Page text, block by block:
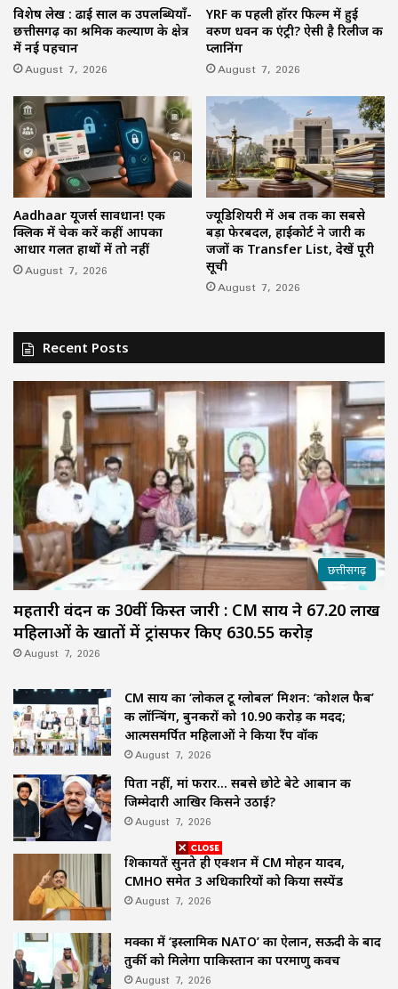
विशेष लेख : ढाई साल की उपलब्धियाँ-
छत्तीसगढ़ का श्रमिक कल्याण के क्षेत्र
में नई पहचान
August 7, 2026
YRF की पहली हॉरर फिल्म में हुई
वरुण धवन की एंट्री? ऐसी है रिलीज की
प्लानिंग
August 7, 2026
Aadhaar यूजर्स सावधान! एक
क्लिक में चेक करें कहीं आपका
आधार गलत हाथों में तो नहीं
August 7, 2026
ज्यूडिशियरी में अब तक का सबसे
बड़ा फेरबदल, हाईकोर्ट ने जारी की
जजों की Transfer List, देखें पूरी
सूची
August 7, 2026
Recent Posts
छत्तीसगढ़
महतारी वंदन की 30वीं किस्त जारी : CM साय ने 67.20 लाख
महिलाओं के खातों में ट्रांसफर किए ₹630.55 करोड़
August 7, 2026
CM साय का ‘लोकल टू ग्लोबल’ मिशन: ‘कोशल फैब’
की लॉन्चिंग, बुनकरों को 10.90 करोड़ की मदद;
आत्मसमर्पित महिलाओं ने किया रैंप वॉक
August 7, 2026
पिता नहीं, मां फरार… सबसे छोटे बेटे आबान की
जिम्मेदारी आखिर किसने उठाई?
August 7, 2026
शिकायतें सुनते ही एक्शन में CM मोहन यादव,
CMHO समेत 3 अधिकारियों को किया सस्पेंड
August 7, 2026
मक्का में ‘इस्लामिक NATO’ का ऐलान, सऊदी के बाद
तुर्की को मिलेगा पाकिस्तान का परमाणु कवच
August 7, 2026